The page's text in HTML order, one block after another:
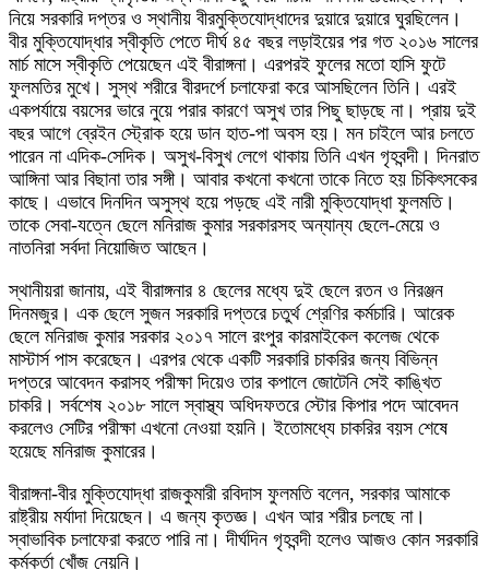
নিয়ে সরকারি দপ্তর ও স্থানীয় বীরমুক্তিযোদ্ধাদের দুয়ারে দুয়ারে ঘুরছিলেন।
বীর মুক্তিযোদ্ধার স্বীকৃতি পেতে দীর্ঘ ৪৫ বছর লড়াইয়ের পর গত ২০১৬ সালের
মার্চ মাসে স্বীকৃতি পেয়েছেন এই বীরাঙ্গনা। এরপরই ফুলের মতো হাসি ফুটে
ফুলমতির মুখে। সুস্থ শরীরে বীরদর্পে চলাফেরা করে আসছিলেন তিনি। এরই
একপর্যায়ে বয়সের ভারে নুয়ে পরার কারণে অসুখ তার পিছু ছাড়ছে না। প্রায় দুই
বছর আগে ব্রেইন স্ট্রোক হয়ে ডান হাত-পা অবস হয়। মন চাইলে আর চলতে
পারেন না এদিক-সেদিক। অসুখ-বিসুখ লেগে থাকায় তিনি এখন গৃহবন্দী। দিনরাত
আঙ্গিনা আর বিছানা তার সঙ্গী। আবার কখনো কখনো তাকে নিতে হয় চিকিৎসকের
কাছে। এভাবে দিনদিন অসুস্থ হয়ে পড়ছে এই নারী মুক্তিযোদ্ধা ফুলমতি।
তাকে সেবা-যত্নে ছেলে মনিরাজ কুমার সরকারসহ অন্যান্য ছেলে-মেয়ে ও
নাতনিরা সর্বদা নিয়োজিত আছেন।
স্থানীয়রা জানায়, এই বীরাঙ্গনার ৪ ছেলের মধ্যে দুই ছেলে রতন ও নিরঞ্জন
দিনমজুর। এক ছেলে সুজন সরকারি দপ্তরে চতুর্থ শ্রেণির কর্মচারি। আরেক
ছেলে মনিরাজ কুমার সরকার ২০১৭ সালে রংপুর কারমাইকেল কলেজ থেকে
মাস্টার্স পাস করেছেন। এরপর থেকে একটি সরকারি চাকরির জন্য বিভিন্ন
দপ্তরে আবেদন করাসহ পরীক্ষা দিয়েও তার কপালে জোটেনি সেই কাঙ্খিত
চাকরি। সর্বশেষ ২০১৮ সালে স্বাস্থ্য অধিদফতরে স্টোর কিপার পদে আবেদন
করলেও সেটির পরীক্ষা এখনো নেওয়া হয়নি। ইতোমধ্যে চাকরির বয়স শেষে
হয়েছে মনিরাজ কুমারের।
বীরাঙ্গনা-বীর মুক্তিযোদ্ধা রাজকুমারী রবিদাস ফুলমতি বলেন, সরকার আমাকে
রাষ্ট্রীয় মর্যাদা দিয়েছেন। এ জন্য কৃতজ্ঞ। এখন আর শরীর চলছে না।
স্বাভাবিক চলাফেরা করতে পারি না। দীর্ঘদিন গৃহবন্দী হলেও আজও কোন সরকারি
কর্মকর্তা খোঁজ নেয়নি।